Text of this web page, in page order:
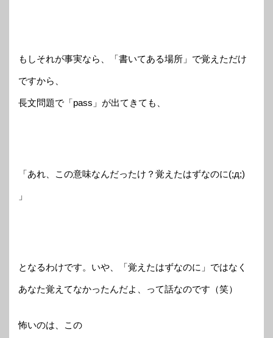
もしそれが事実なら、「書いてある場所」で覚えただけ
ですから、
長文問題で「pass」が出てきても、
「あれ、この意味なんだったけ？覚えたはずなのに(;д;)
」
となるわけです。いや、「覚えたはずなのに」ではなく
あなた覚えてなかったんだよ、って話なのです（笑）
怖いのは、この